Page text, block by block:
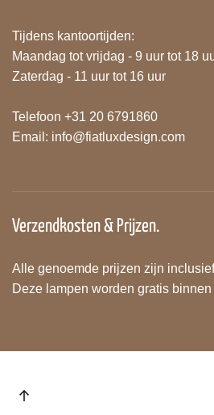
Tijdens kantoortijden:
Maandag tot vrijdag - 9 uur tot 18
Zaterdag - 11 uur tot 16 uur
Telefoon +31 20 6791860
Email: info@fiatluxdesign.com
Verzendkosten & Prijzen.
Alle genoemde prijzen zijn
Deze lampen worden gratis